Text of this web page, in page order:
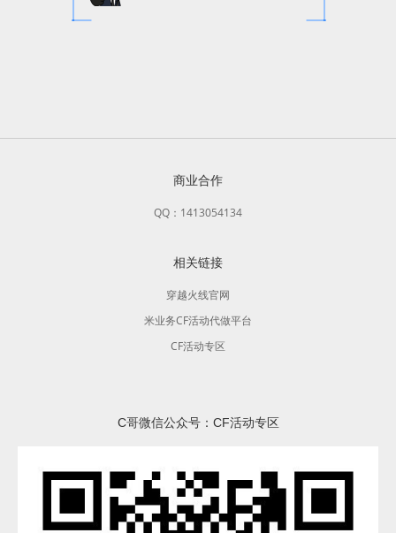
商业合作
QQ：1413054134
相关链接
穿越火线官网
米业务CF活动代做平台
CF活动专区
C哥微信公众号：CF活动专区